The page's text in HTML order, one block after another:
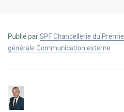
Publié parSPF Chancellerie du
générale Communication externe